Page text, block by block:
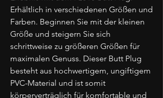
Erhältlich in verschiedenen Größen und
Farben. Beginnen Sie mit der kleinen
Größe und steigern Sie sich
schrittweise zu größeren Größen für
maximalen Genuss. Dieser Butt Plug
besteht aus hochwertigem, ungiftigem
PVC-Material und ist somit
körperverträglich für komfortable und